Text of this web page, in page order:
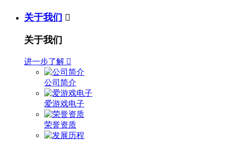
关于我们 
关于我们
进一步了解 
公司简介
爱游戏电子
荣誉资质